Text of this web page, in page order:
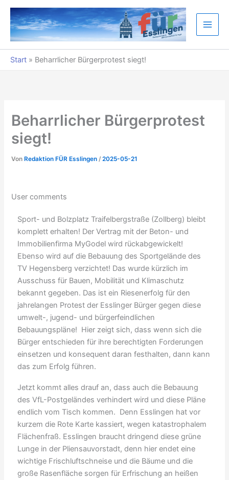
Zum
Inhalt
springen
Start » Beharrlicher Bürgerprotest siegt!
Beharrlicher Bürgerprotest
siegt!
Von Redaktion FÜR Esslingen/2025-05-21
User comments
Sport- und Bolzplatz Traifelbergstraße (Zollberg) bleibt
komplett erhalten! Der Vertrag mit der Beton- und
Immobilienfirma MyGodel wird rückabgewickelt!
Ebenso wird auf die Bebauung des Sportgelände des
TV Hegensberg verzichtet! Das wurde kürzlich im
Ausschuss für Bauen, Mobilität und Klimaschutz
bekannt gegeben. Das ist ein Riesenerfolg für den
jahrelangen Protest der Esslinger Bürger gegen diese
umwelt-, jugend- und bürgerfeindlichen
Bebauungspläne! Hier zeigt sich, dass wenn sich die
Bürger entschieden für ihre berechtigten Forderungen
einsetzen und konsequent daran festhalten, dann kann
das zum Erfolg führen.
Jetzt kommt alles drauf an, dass auch die Bebauung
des VfL-Postgeländes verhindert wird und diese Pläne
endlich vom Tisch kommen. Denn Esslingen hat vor
kurzem die Rote Karte kassiert, wegen katastrophalem
Flächenfraß. Esslingen braucht dringend diese grüne
Lunge in der Pliensauvorstadt, denn hier endet eine
wichtige Frischluftschneise und die Bäume und die
große Rasenfläche sorgen für Erfrischung an heißen